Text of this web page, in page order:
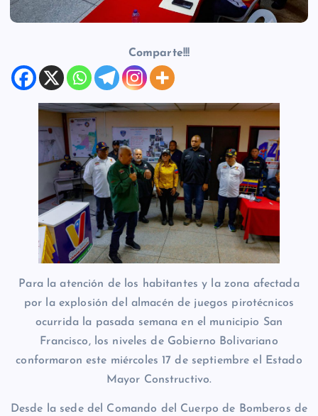
Comparte!!!
Para la atención de los habitantes y la zona afectada
por la explosión del almacén de juegos pirotécnicos
ocurrida la pasada semana en el municipio San
Francisco, los niveles de Gobierno Bolivariano
conformaron este miércoles 17 de septiembre el Estado
Mayor Constructivo.
Desde la sede del Comando del Cuerpo de Bomberos de